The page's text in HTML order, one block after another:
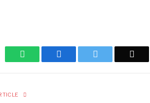
WhatsApp Facebook